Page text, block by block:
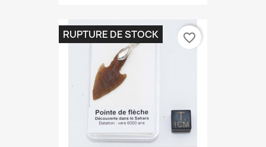
RUPTURE DE STOCK favorite_border